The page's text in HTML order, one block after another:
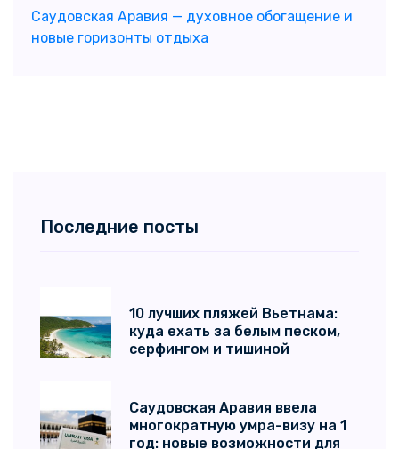
Саудовская Аравия — духовное обогащение и
новые горизонты отдыха
Последние посты
10 лучших пляжей Вьетнама:
куда ехать за белым песком,
серфингом и тишиной
Саудовская Аравия ввела
многократную умра-визу на 1
год: новые возможности для